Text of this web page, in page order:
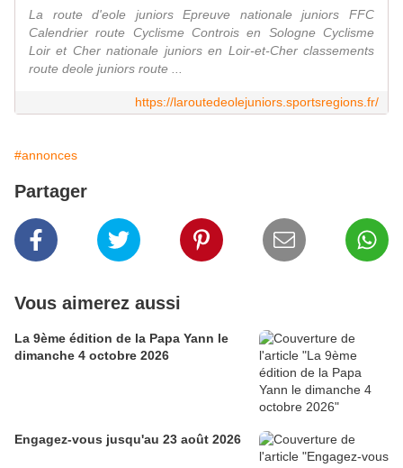
La route d'eole juniors Epreuve nationale juniors FFC
Calendrier route Cyclisme Controis en Sologne Cyclisme
Loir et Cher nationale juniors en Loir-et-Cher classements
route deole juniors route ...
https://laroutedeolejuniors.sportsregions.fr/
#annonces
Partager
Vous aimerez aussi
La 9ème édition de la Papa Yann le
dimanche 4 octobre 2026
Engagez-vous jusqu'au 23 août 2026